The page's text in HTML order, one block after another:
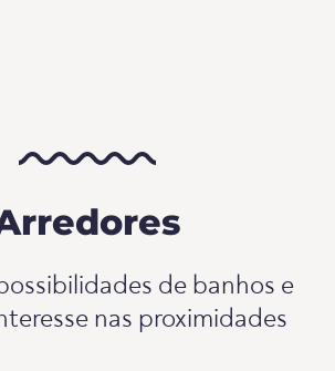
de banhos e
nas proximidades